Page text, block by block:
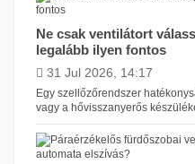
Ne csak ventilátort
legalább ilyen fontos
31 Jul 2026, 14:17
Egy szellőzőrendszer
vagy a hővisszanyerős